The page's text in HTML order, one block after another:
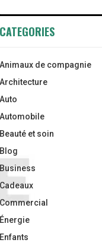
CATEGORIES
Animaux de compagnie
Architecture
Auto
Automobile
Beauté et soin
Blog
Business
Cadeaux
Commercial
Énergie
Enfants